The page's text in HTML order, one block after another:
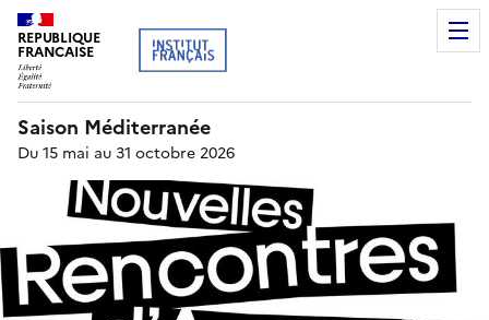
REPUBLIQUE
FRANCAISE
Saison Méditerranée
Du 15 mai au 31 octobre 2026